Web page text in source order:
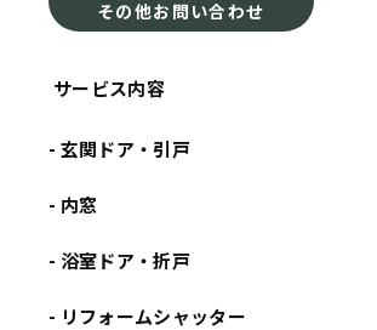
その他お問い合わせ
サービス内容
- 玄関ドア・引戸
- 内窓
- 浴室ドア・折戸
- リフォームシャッター